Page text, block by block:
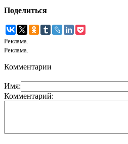
Поделиться
Реклама.
Реклама.
Комментарии
Имя:
Комментарий: